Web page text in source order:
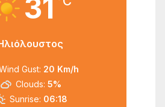
31
Gust: 20 Km/h
Clouds: 5%
Sunrise: 06:18